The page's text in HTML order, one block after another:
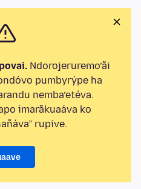
Ndorojeruremo’ãi
pumbyrýpe ha
nemba’etéva.
imarãkuaáva ko
rupive.